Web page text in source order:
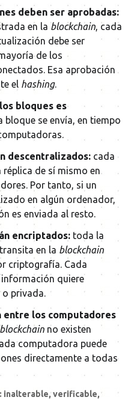
deben ser aprobadas:
en la blockchain, cada
debe ser
de los
Esa aprobación
el hashing.
bloques es
bloque se envía, en tiempo
descentralizados: cada
de sí mismo en
Por tanto, si un
en algún ordenador,
es enviada al resto.
encriptados: toda la
en la blockchain
criptografía. Cada
quiere
o privada.
entre los computadores
blockchain no existen
computadora puede
directamente a todas
inalterable, verificable,